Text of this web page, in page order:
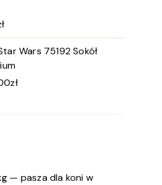
Wars 75192 Sokół
zł
— pasza dla koni w